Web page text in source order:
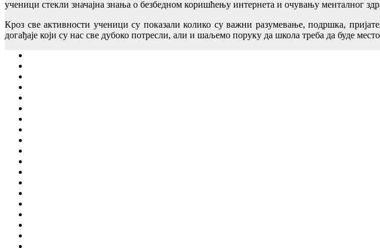
ученици стекли значајна знања о безбедном коришћењу интернета и очувању менталног
Кроз све активности ученици су показали колико су важни разумевање, подршка,
догађаје који су нас све дубоко потресли, али и шаљемо поруку да школа треба да буде